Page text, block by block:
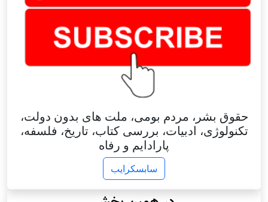
حقوق بشر، مردم بومی، ملت های بدون دولت،
تکنولوژی، ادبیات، بررسی کتاب، تاریخ، فلسفه،
پارادایم و رفاه
سابسکرایب